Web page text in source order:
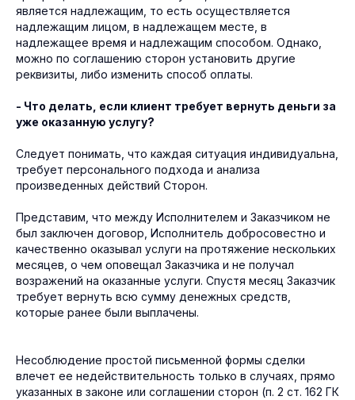
является надлежащим, то есть осуществляется
надлежащим лицом, в надлежащем месте, в
надлежащее время и надлежащим способом. Однако,
можно по соглашению сторон установить другие
реквизиты, либо изменить способ оплаты.
- Что делать, если клиент требует вернуть деньги за
уже оказанную услугу?
Следует понимать, что каждая ситуация индивидуальна,
требует персонального подхода и анализа
произведенных действий Сторон.
Представим, что между Исполнителем и Заказчиком не
был заключен договор, Исполнитель добросовестно и
качественно оказывал услуги на протяжение нескольких
месяцев, о чем оповещал Заказчика и не получал
возражений на оказанные услуги. Спустя месяц Заказчик
требует вернуть всю сумму денежных средств,
которые ранее были выплачены.
Несоблюдение простой письменной формы сделки
влечет ее недействительность только в случаях, прямо
указанных в законе или соглашении сторон (п. 2 ст. 162 ГК